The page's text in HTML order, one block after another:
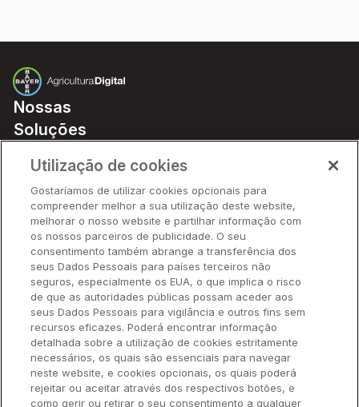
Nossas
Soluções
Parceiros
Hardware
Ajuda Rápida
Recursos
Empresa
Contato
Utilização de cookies
Gostaríamos de utilizar cookies opcionais para
compreender melhor a sua utilização deste website,
melhorar o nosso website e partilhar informação com
os nossos parceiros de publicidade. O seu
consentimento também abrange a transferência dos
seus Dados Pessoais para países terceiros não
seguros, especialmente os EUA, o que implica o risco
de que as autoridades públicas possam aceder aos
seus Dados Pessoais para vigilância e outros fins sem
recursos eficazes. Poderá encontrar informação
detalhada sobre a utilização de cookies estritamente
necessários, os quais são essenciais para navegar
neste website, e cookies opcionais, os quais poderá
rejeitar ou aceitar através dos respectivos botões, e
como gerir ou retirar o seu consentimento a qualquer